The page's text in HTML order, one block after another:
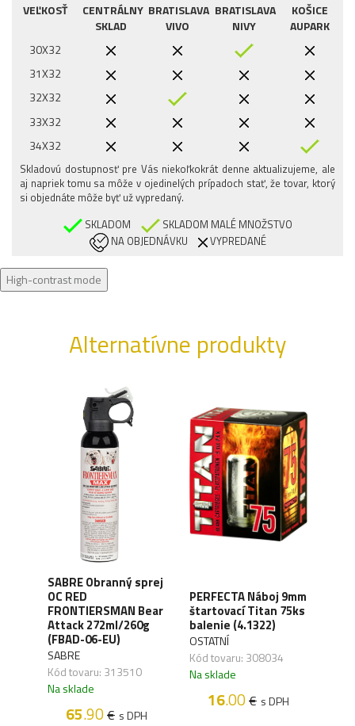
VEĽKOSŤ
CENTRÁLNY
SKLAD
BRATISLAVA
VIVO
BRATISLAVA
NIVY
KOŠICE
AUPARK
30X32
31X32
32X32
33X32
34X32
Skladovú dostupnosť pre Vás niekoľkokrát denne aktualizujeme, ale
aj napriek tomu sa môže v ojedinelých prípadoch stať, že tovar, ktorý
si objednáte môže byť už vypredaný.
SKLADOM
SKLADOM MALÉ MNOŽSTVO
NA OBJEDNÁVKU
VYPREDANÉ
High-contrast mode
Alternatívne produkty
SABRE Obranný sprej
OC RED
FRONTIERSMAN Bear
Attack 272ml/260g
(FBAD-06-EU)
SABRE
Kód tovaru: 313510
Na sklade
65.90€ s DPH
PERFECTA Náboj 9mm
štartovací Titan 75ks
balenie (4.1322)
OSTATNÍ
Kód tovaru: 308034
Na sklade
16.00€ s DPH